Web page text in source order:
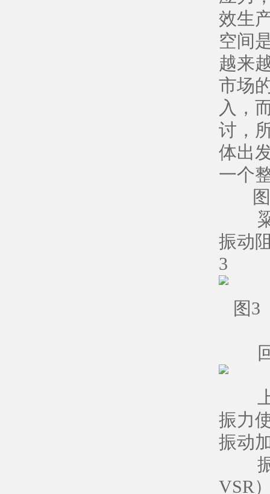
效生
空间
越来
市场
入，
讨，
体出
一个
粱
振动
3
图3
回
上
振力
振动
振
VSR